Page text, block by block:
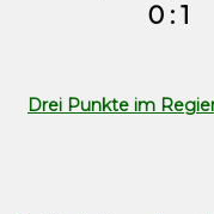
0 : 1
Drei Punkte im